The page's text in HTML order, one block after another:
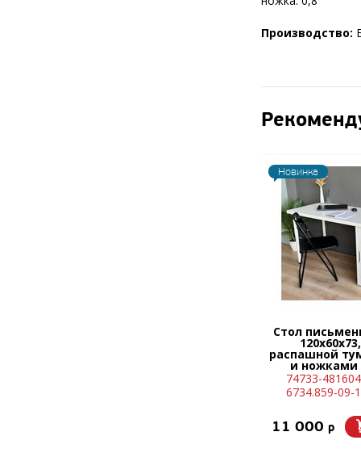
Производство:
Новинка
Стол
распашной
и ножками
74733-
6734.859-09-
11 000 p